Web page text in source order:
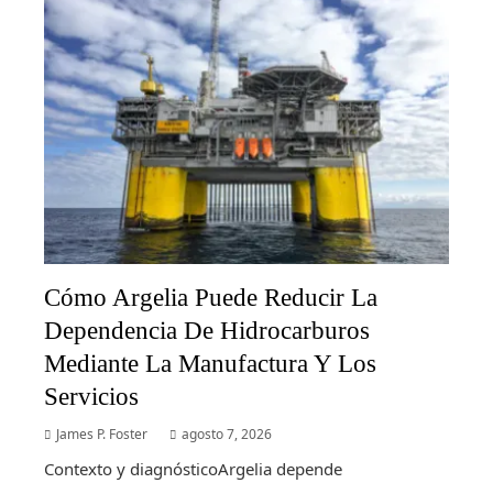
Cómo Argelia Puede Reducir La
Dependencia De Hidrocarburos
Mediante La Manufactura Y Los
Servicios
James P. Foster agosto 7, 2026
Contexto y diagnósticoArgelia depende